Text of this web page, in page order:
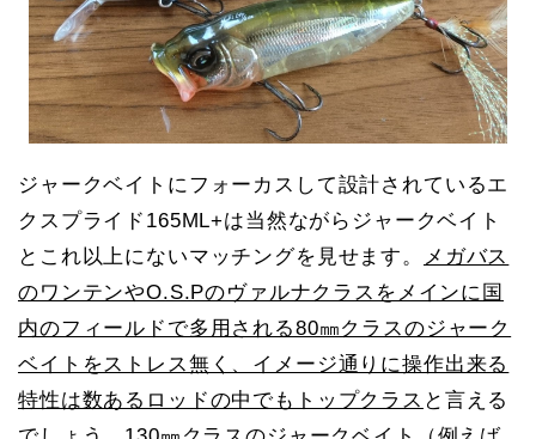
ジャークベイトにフォーカスして設計されているエ
クスプライド165ML+は当然ながらジャークベイト
とこれ以上にないマッチングを見せます。
メガバス
のワンテンやO.S.Pのヴァルナクラスをメインに国
内のフィールドで多用される80㎜クラスのジャーク
ベイトをストレス無く、イメージ通りに操作出来る
特性は数あるロッドの中でもトップクラス と言える